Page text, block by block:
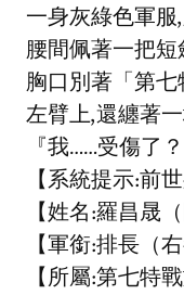
一身灰綠色軍服
腰間佩著一把短
胸口別著「第七
左臂上,還纏著
『我……受傷了？
【系統提示:前
【姓名:羅昌晟
【軍銜:排長（
【所屬:第七特